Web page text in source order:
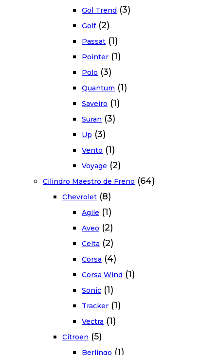
Gol Trend (3)
Golf (2)
Passat (1)
Pointer (1)
Polo (3)
Quantum (1)
Saveiro (1)
Suran (3)
Up (3)
Vento (1)
Voyage (2)
Cilindro Maestro de Freno (64)
Chevrolet (8)
Agile (1)
Aveo (2)
Celta (2)
Corsa (4)
Corsa Wind (1)
Sonic (1)
Tracker (1)
Vectra (1)
Citroen (5)
Berlingo (1)